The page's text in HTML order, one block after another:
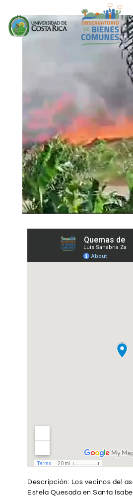
Descripción: Los vecinos del
Estela Quesada en Santa